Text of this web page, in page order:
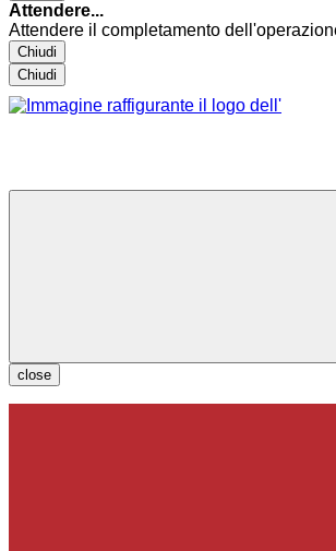
Attendere...
Attendere il completamento
Chiudi
Chiudi
close